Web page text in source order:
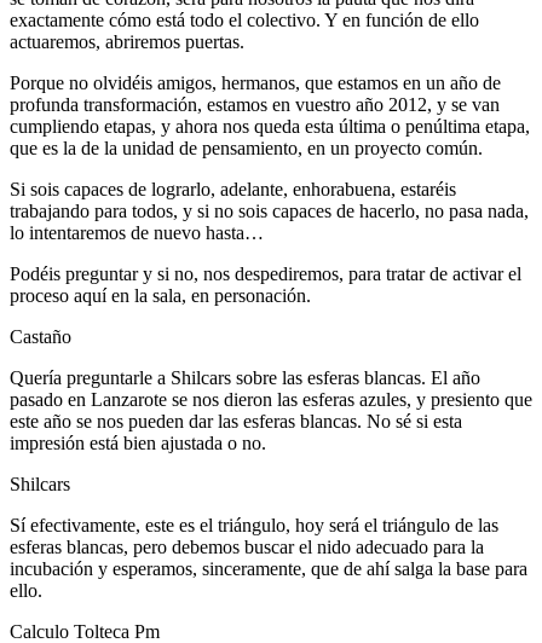
exactamente cómo está todo el colectivo. Y en función de ello
actuaremos, abriremos puertas.
Porque no olvidéis amigos, hermanos, que estamos en un año de
profunda transformación, estamos en vuestro año 2012, y se van
cumpliendo etapas, y ahora nos queda esta última o penúltima etapa,
que es la de la unidad de pensamiento, en un proyecto común.
Si sois capaces de lograrlo, adelante, enhorabuena, estaréis
trabajando para todos, y si no sois capaces de hacerlo, no pasa nada,
lo intentaremos de nuevo hasta…
Podéis preguntar y si no, nos despediremos, para tratar de activar el
proceso aquí en la sala, en personación.
Castaño
Quería preguntarle a Shilcars sobre las esferas blancas. El año
pasado en Lanzarote se nos dieron las esferas azules, y presiento que
este año se nos pueden dar las esferas blancas. No sé si esta
impresión está bien ajustada o no.
Shilcars
Sí efectivamente, este es el triángulo, hoy será el triángulo de las
esferas blancas, pero debemos buscar el nido adecuado para la
incubación y esperamos, sinceramente, que de ahí salga la base para
ello.
Calculo Tolteca Pm